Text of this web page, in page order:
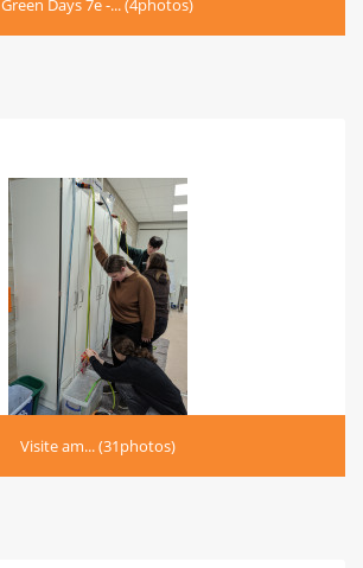
Green Days 7e -... (4photos)
Visite am... (31photos)